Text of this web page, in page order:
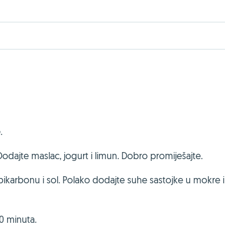
maslac, jogurt i limun. Dobro promiješajte.
i sol. Polako dodajte suhe sastojke u mokre i
minuta.